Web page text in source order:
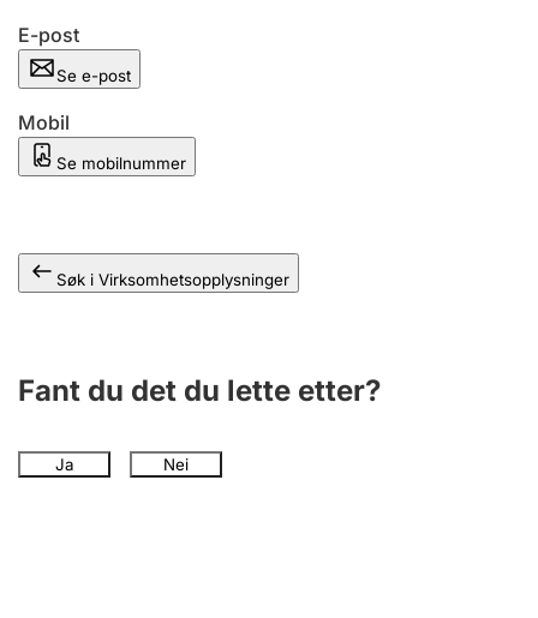
E-post
Se e-post
Mobil
Se mobilnummer
Søk i Virksomhetsopplysninger
Fant du det du lette etter?
Ja Nei